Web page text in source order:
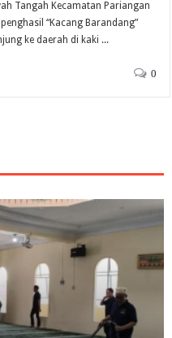
Tangah Kecamatan Pariangan
“Kacang Barandang”
ke daerah di kaki ...
0